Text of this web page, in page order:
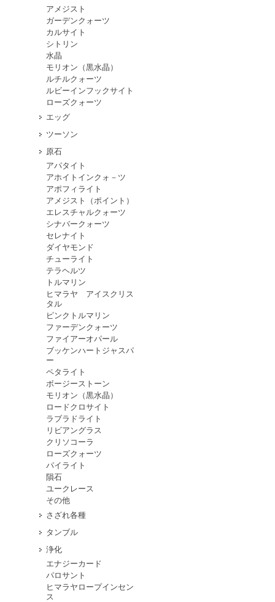
アメジスト
ガーデンクォーツ
カルサイト
シトリン
水晶
モリオン（黒水晶）
ルチルクォーツ
ルビーインフックサイト
ローズクォーツ
エッグ
ツーソン
原石
アパタイト
アホイトインクォ－ツ
アポフィライト
アメジスト（ポイント）
エレスチャルクォーツ
シナバークォーツ
セレナイト
ダイヤモンド
チューライト
テラヘルツ
トルマリン
ヒマラヤ アイスクリス
タル
ピンクトルマリン
ファーデンクォーツ
ファイアーオパール
ブッケンハートジャスパ
ー
ペタライト
ボージーストーン
モリオン（黒水晶）
ロードクロサイト
ラブラドライト
リビアングラス
クリソコーラ
ローズクォーツ
パイライト
隕石
ユークレース
その他
さざれ各種
タンブル
浄化
エナジーカード
パロサント
ヒマラヤロープインセン
ス